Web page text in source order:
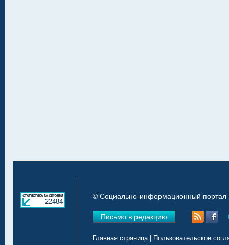
22484
© Социально-информационный портал
Письмо в редакцию
Главная страница| Пользовательское